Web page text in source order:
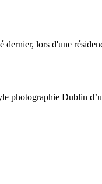
lors d'une
photographie Dublin